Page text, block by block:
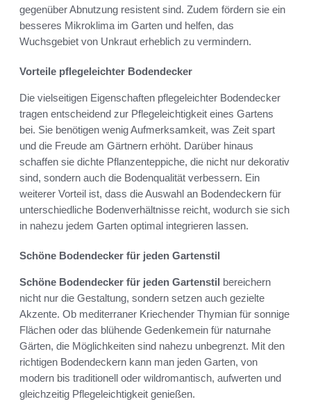
gegenüber Abnutzung resistent sind. Zudem fördern sie ein
besseres Mikroklima im Garten und helfen, das
Wuchsgebiet von Unkraut erheblich zu vermindern.
Vorteile pflegeleichter Bodendecker
Die vielseitigen Eigenschaften pflegeleichter Bodendecker
tragen entscheidend zur Pflegeleichtigkeit eines Gartens
bei. Sie benötigen wenig Aufmerksamkeit, was Zeit spart
und die Freude am Gärtnern erhöht. Darüber hinaus
schaffen sie dichte Pflanzenteppiche, die nicht nur dekorativ
sind, sondern auch die Bodenqualität verbessern. Ein
weiterer Vorteil ist, dass die Auswahl an Bodendeckern für
unterschiedliche Bodenverhältnisse reicht, wodurch sie sich
in nahezu jedem Garten optimal integrieren lassen.
Schöne Bodendecker für jeden Gartenstil
Schöne Bodendecker für jeden Gartenstil bereichern
nicht nur die Gestaltung, sondern setzen auch gezielte
Akzente. Ob mediterraner Kriechender Thymian für sonnige
Flächen oder das blühende Gedenkemein für naturnahe
Gärten, die Möglichkeiten sind nahezu unbegrenzt. Mit den
richtigen Bodendeckern kann man jeden Garten, von
modern bis traditionell oder wildromantisch, aufwerten und
gleichzeitig Pflegeleichtigkeit genießen.